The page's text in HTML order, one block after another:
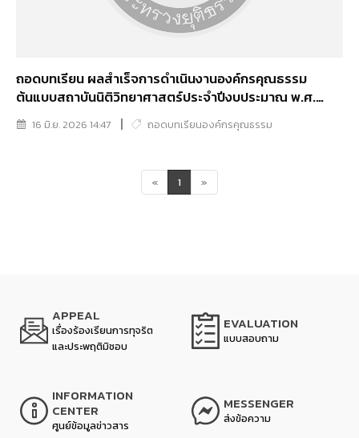
ถอดบทเรียน ผลสำเร็จการดำเนินงานองค์กรคุณธรรม
ต้นแบบสถาบันนิติวิทยาศาสตร์ประจำปีงบประมาณ พ.ศ.
256816 มิ.ย. 2026 14:47 ถอดบทเรียนองค์กรคุณธรรม
« 1 »
APPEAL
เรื่องร้องเรียนการทุจริต
และประพฤติมิชอบ
EVALUATION
แบบสอบถาม
INFORMATION
CENTER
ศูนย์ข้อมูลข่าวสาร
MESSENGER
ส่งข้อความ